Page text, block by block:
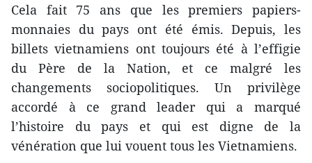
Cela fait 75 ans que les premiers papiers-
monnaies du pays ont été émis. Depuis, les
billets vietnamiens ont toujours été à l’effigie
du Père de la Nation, et ce malgré les
changements sociopolitiques. Un privilège
accordé à ce grand leader qui a marqué
l’histoire du pays et qui est digne de la
vénération que lui vouent tous les Vietnamiens.